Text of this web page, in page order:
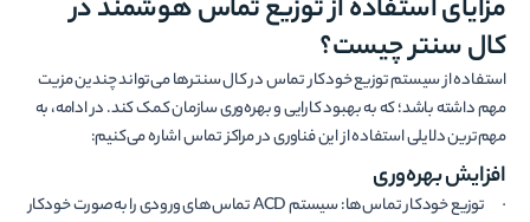
مزایای استفاده از توزیع تماس هوشمند در
کال­ سنتر چیست؟
استفاده از سیستم توزیع خودکار تماس در کال­ سنترها می‌تواند چندین مزیت
مهم داشته باشد؛ که به بهبود کارایی و بهره‌وری سازمان کمک کند. در ادامه، به
مهم‌ترین دلایلی استفاده از این فناوری در مراکز تماس اشاره می‌کنیم:
افزایش بهره‌وری
· توزیع خودکار تماس‌ها: سیستم ACD تماس‌های ورودی را به‌صورت خودکار